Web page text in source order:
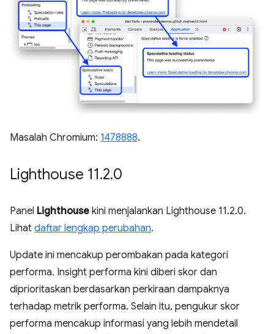
Masalah Chromium: 1478888.
Lighthouse 11.2.0
Panel Lighthouse kini menjalankan Lighthouse 11.2.0.
Lihat daftar lengkap perubahan.
Update ini mencakup perombakan pada kategori
performa. Insight performa kini diberi skor dan
diprioritaskan berdasarkan perkiraan dampaknya
terhadap metrik performa. Selain itu, pengukur skor
performa mencakup informasi yang lebih mendetail